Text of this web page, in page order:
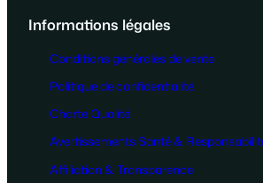
Informations légales
Conditions générales de vente
Politique de confidentialité
Charte Qualité
Avertissements Santé &
Affiliation & Transparence